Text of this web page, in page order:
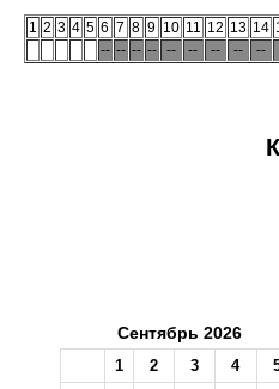
1 2 3 4 5 6 7 8 9 10 11 12 13 14
-- -- -- -- -- -- -- -- --
Сентябрь 2026
1 2 3 4